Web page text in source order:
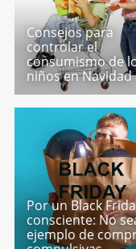
Consejos para
controlar el
consumismo de
niños en Navidad
Por un Black
consciente: No
ejemplo de